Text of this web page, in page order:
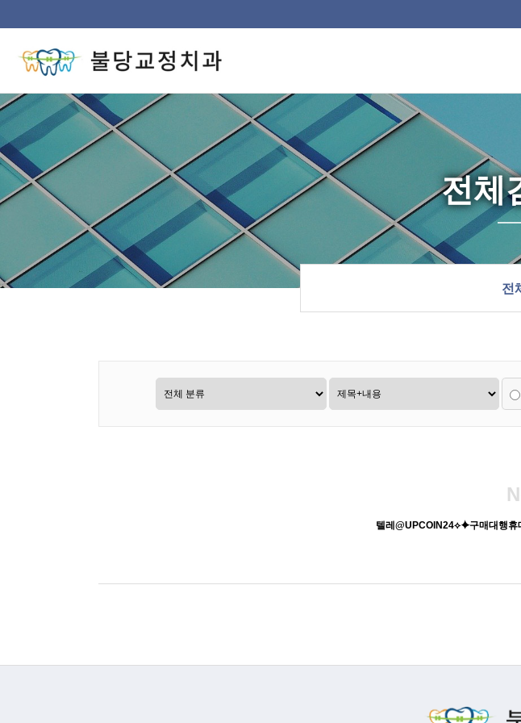
전체
전
텔레@UPCOIN24⟡⯌구매대행휴